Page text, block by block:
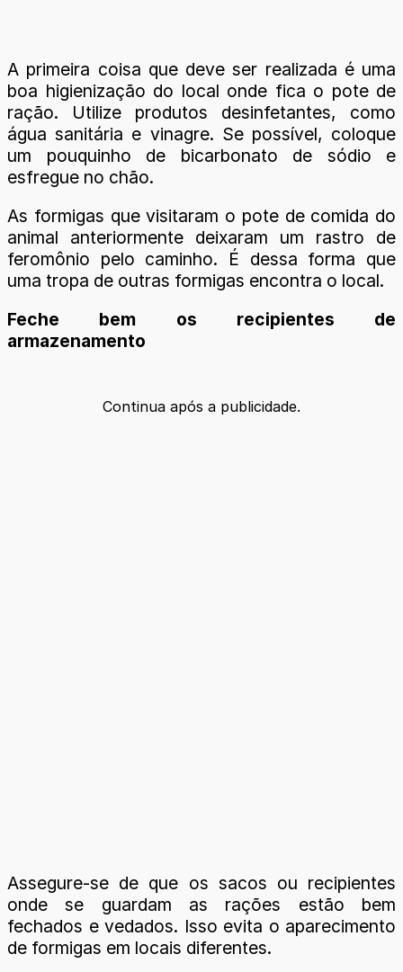
A primeira coisa que deve ser realizada é uma
boa higienização do local onde fica o pote de
ração. Utilize produtos desinfetantes, como
água sanitária e vinagre. Se possível, coloque
um pouquinho de bicarbonato de sódio e
esfregue no chão.
As formigas que visitaram o pote de comida do
animal anteriormente deixaram um rastro de
feromônio pelo caminho. É dessa forma que
uma tropa de outras formigas encontra o local.
Feche bem os recipientes de
armazenamento
Continua após a publicidade.
Assegure-se de que os sacos ou recipientes
onde se guardam as rações estão bem
fechados e vedados. Isso evita o aparecimento
de formigas em locais diferentes.